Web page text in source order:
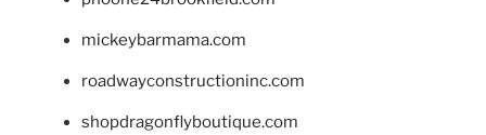
mickeybarmama.com
roadwayconstructioninc.com
shopdragonflyboutique.com